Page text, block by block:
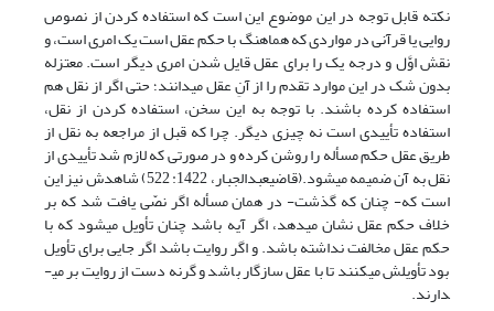
نکته قابل توجه در این موضوع این است که استفاده کردن از نصوص
روایی یا قرآنی در مواردی که هماهنگ با حکم عقل است یک امری است، و
نقش اوَّل و درجه یک را برای عقل قایل شدن امری دیگر است. معتزله
بدون شک در این موارد تقدم را از آنِ عقل می­دانند؛ حتی اگر از نقل هم
استفاده کرده باشند. با توجه به این سخن، استفاده کردن از نقل،
استفاده تأییدی است نه چیزی دیگر. چرا که قبل از مراجعه به نقل از
طریق عقل حکم مسأله را روشن کرده و در صورتی که لازم شد تأییدی از
نقل به آن ضمیمه می­شود.(قاضی‏عبدالجبار، 1422: 522) شاهدش نیز این
است که- چنان که گذشت- در همان مسأله اگر نصّی یافت شد که بر
خلاف حکم عقل نشان می­دهد، اگر آیه باشد چنان تأویل می­شود که با
حکم عقل مخالفت نداشته باشد. و اگر روایت باشد اگر جایی برای تأویل
بود تأویلش می­کنند تا با عقل سازگار باشد و گرنه دست از روایت بر می­
دارند.